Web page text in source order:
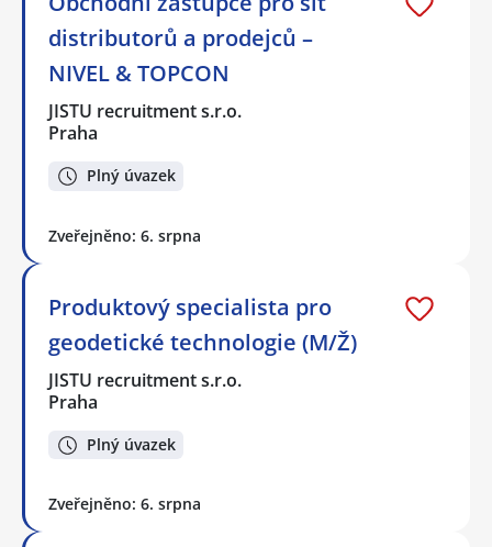
distributorů a prodejců –
NIVEL & TOPCON
JISTU recruitment s.r.o.
Praha
Plný úvazek
Zveřejněno: 6. srpna
Produktový specialista pro
geodetické technologie (M/Ž)
JISTU recruitment s.r.o.
Praha
Plný úvazek
Zveřejněno: 6. srpna